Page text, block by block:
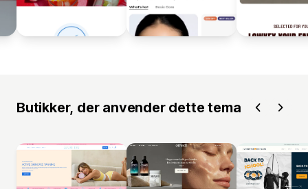
Butikker, der anvender dette tema